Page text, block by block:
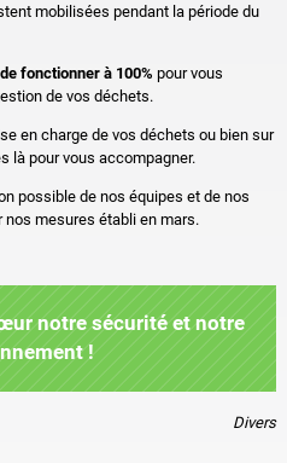
mobilisées pendant la période du
fonctionner à 100% pour vous
de vos déchets.
en charge de vos déchets ou bien sur
là pour vous accompagner.
possible de nos équipes et de nos
mesures établi en mars.
notre sécurité et notre
!
Divers